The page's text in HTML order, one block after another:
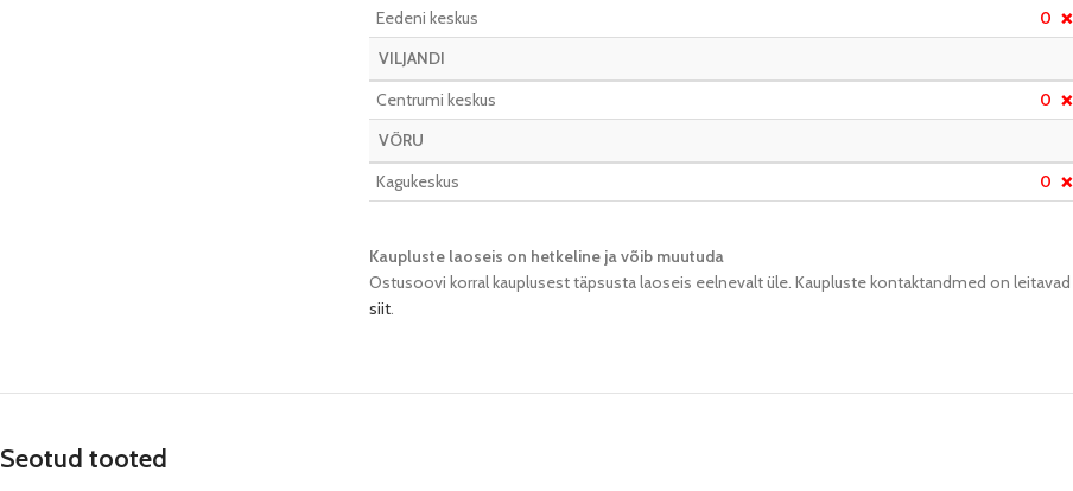
Eedeni keskus 0 ❌
VILJANDI
Centrumi keskus
0 ❌
VÕRU
Kagukeskus
0 ❌
Kaupluste laoseis on hetkeline ja võib muutuda​
Ostusoovi korral kauplusest täpsusta laoseis eelnevalt üle. Kaupluste kontaktandmed on leitavad
siit.
Seotud tooted